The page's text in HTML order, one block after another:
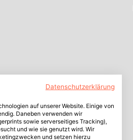
Datenschutzerklärung
auf unserer Website. Einige von
Daneben verwenden wir
sowie serverseitiges Tracking),
und wie sie genutzt wird. Wir
und setzen hierzu